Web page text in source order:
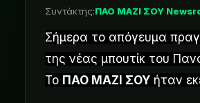
Συντάκτης:ΠΑΟ ΜΑΖΙ ΣΟΥ
Σήμερα το απόγευμα
της νέας μπουτίκ του
Το ΠΑΟ ΜΑΖΙ ΣΟΥ ήταν